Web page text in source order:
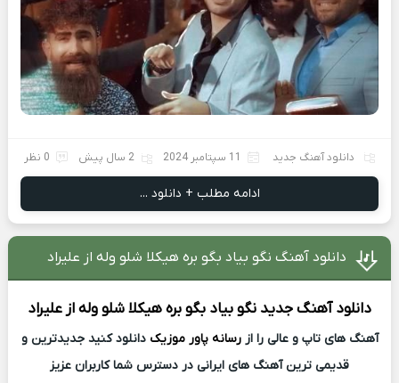
دانلود آهنگ جدید 11 سپتامبر 2024 2 سال پیش 0 نظر
ادامه مطلب + دانلود ...
دانلود آهنگ نگو بیاد بگو بره هیکلا شلو وله از علیراد
دانلود آهنگ جدید نگو بیاد بگو بره هیکلا شلو وله ازعلیراد
آهنگ های تاپ و عالی را ازرسانه پاور موزیک دانلود کنید جدیدترین و
قدیمی ترین آهنگ های ایرانی در دسترس شما کاربران عزیز